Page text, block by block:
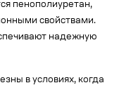
пенополиуретан,
свойствами.
надежную
в условиях, когда